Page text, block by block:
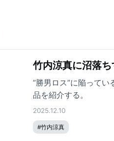
竹内涼真に沼落
”勝男ロス”に陥って
品を紹介する。
2025.12.10
#竹内涼真